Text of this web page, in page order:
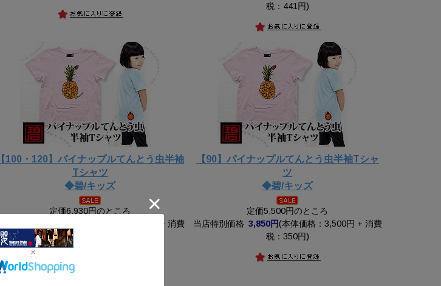
税：441円)
【100・120】パイナップルてんとう虫半袖
Tシャツ
◆碧/キッズ
定価6,930円のところ
(本体価格：4,410円 + 消費
税：441円)
【90】パイナップルてんとう虫半袖Tシャ
ツ
◆碧/キッズ
定価5,500円のところ
当店特別価格 3,850円(本体価格：3,500円 + 消費
税：350円)